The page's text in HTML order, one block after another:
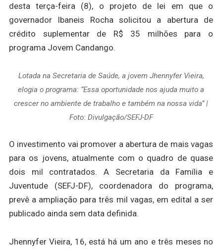
desta terça-feira (8), o projeto de lei em que o
governador Ibaneis Rocha solicitou a abertura de
crédito suplementar de R$ 35 milhões para o
programa Jovem Candango.
Lotada na Secretaria de Saúde, a jovem Jhennyfer Vieira,
elogia o programa: “Essa oportunidade nos ajuda muito a
crescer no ambiente de trabalho e também na nossa vida” |
Foto: Divulgação/SEFJ-DF
O investimento vai promover a abertura de mais vagas
para os jovens, atualmente com o quadro de quase
dois mil contratados. A Secretaria da Família e
Juventude (SEFJ-DF), coordenadora do programa,
prevê a ampliação para três mil vagas, em edital a ser
publicado ainda sem data definida.
Jhennyfer Vieira, 16, está há um ano e três meses no